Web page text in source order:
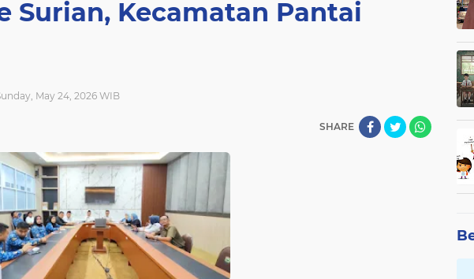
Surian, Kecamatan Pantai
May 24, 2026 WIB
SHARE